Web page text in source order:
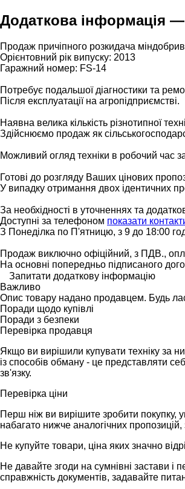
Додаткова інформація
Продаж причіпного розкидача
Орієнтовний рік випуску: 2013
Гаражний номер: FS-14
Потребує подальшої діагностики та
Після експлуатації на агропідприємстві.
Наявна велика кількість різнотипної
Здійснюємо продаж як
Можливий огляд техніки в робочий час
Готові до розгляду Ваших цінових
У випадку отримання двох ідентичних
За необхідності в уточненнях та
Доступні за телефоном показати
З Понеділка по П'ятницю, з 9 до 18:00
Продаж виключно офіційний, з ПДВ.,
На основні попередньо підписаного
Запитати додаткову інформацію
Важливо
Опис товару надано продавцем. Будь
Поради щодо купівлі
Поради з безпеки
Перевірка продавця
Якщо ви вирішили купувати техніку за
із способів обману - це представляти
зв'язку.
Перевірка ціни
Перш ніж ви вирішите зробити покупку,
набагато нижче аналогічних
Не купуйте товари, ціна яких значно
Не давайте згоди на сумнівні застави і
справжність документів, задавайте